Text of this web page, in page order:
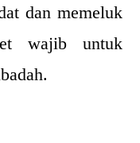
dan memeluk
wajib untuk